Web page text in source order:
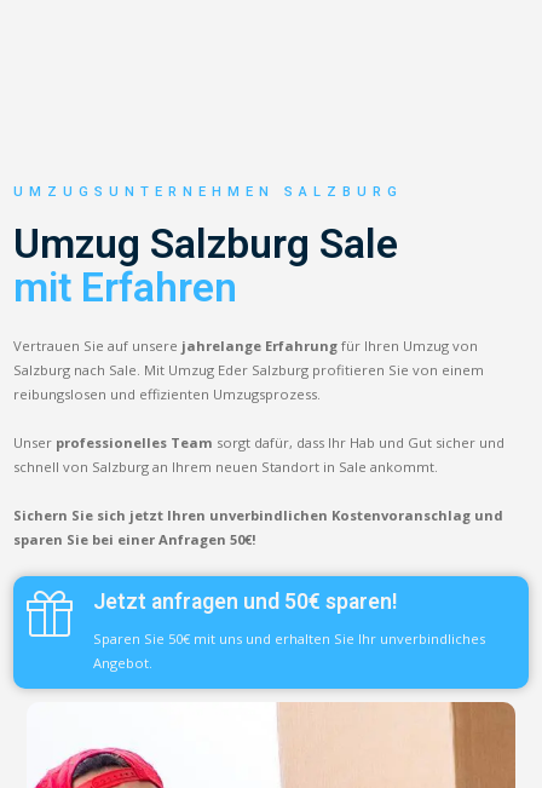
UMZUGSUNTERNEHMEN SALZBURG
Umzug Salzburg Sale
mit Erfahren
Vertrauen Sie auf unsere jahrelange Erfahrung für Ihren Umzug von
Salzburg nach Sale. Mit Umzug Eder Salzburg profitieren Sie von einem
reibungslosen und effizienten Umzugsprozess.
Unser professionelles Team sorgt dafür, dass Ihr Hab und Gut sicher und
schnell von Salzburg an Ihrem neuen Standort in Sale ankommt.
Sichern Sie sich jetzt Ihren unverbindlichen Kostenvoranschlag und
sparen Sie bei einer Anfragen 50€!
Jetzt anfragen und 50€ sparen!
Sparen Sie 50€ mit uns und erhalten Sie Ihr unverbindliches
Angebot.